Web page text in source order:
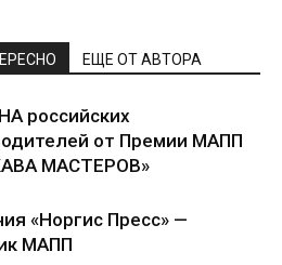
ЕЩЕ ОТ АВТОРА
российских
от Премии МАПП
МАСТЕРОВ»
«Норгис Пресс» —
МАПП